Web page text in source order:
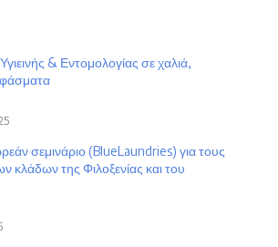
& Εντομολογίας σε χαλιά,
σεμινάριο (BlueLaundries) για τους
κλάδων της Φιλοξενίας και του